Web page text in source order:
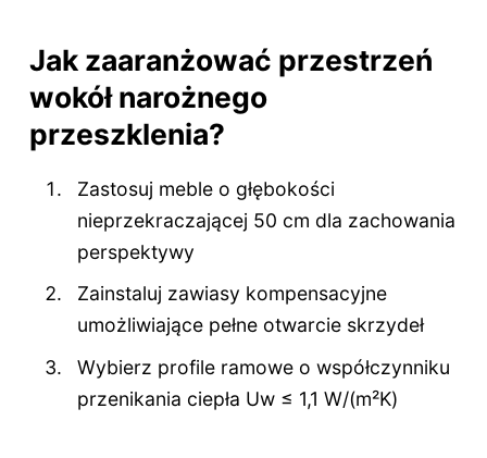
Jak zaaranżować przestrzeń
wokół narożnego
przeszklenia?
Zastosuj meble o głębokości
nieprzekraczającej 50 cm dla zachowania
perspektywy
Zainstaluj zawiasy kompensacyjne
umożliwiające pełne otwarcie skrzydeł
Wybierz profile ramowe o współczynniku
przenikania ciepła Uw ≤ 1,1 W/(m²K)